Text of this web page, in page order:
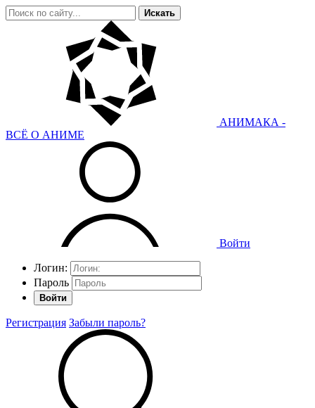
Искать
АНИМАКА -
ВСЁ О АНИМЕ
Войти
Логин:
Пароль
Войти
Регистрация Забыли пароль?